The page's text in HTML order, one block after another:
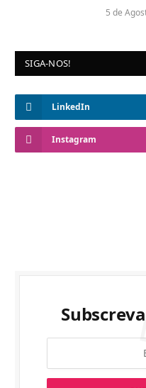
5 de
SIGA-NOS!
LinkedIn
Instagram